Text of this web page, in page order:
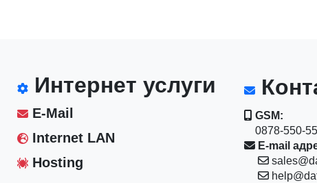
Интернет услуги
E-Mail
Internet LAN
Hosting
GSM:
0878-550-
E-mail